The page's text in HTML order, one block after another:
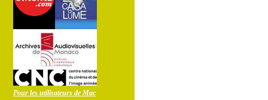
Pour les utilisateurs de Mac